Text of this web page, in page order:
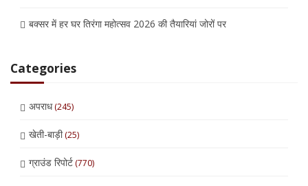
बक्सर में हर घर तिरंगा महोत्सव 2026 की तैयारियां जोरों पर
Categories
अपराध(245)
खेती-बाड़ी(25)
ग्राउंड रिपोर्ट(770)